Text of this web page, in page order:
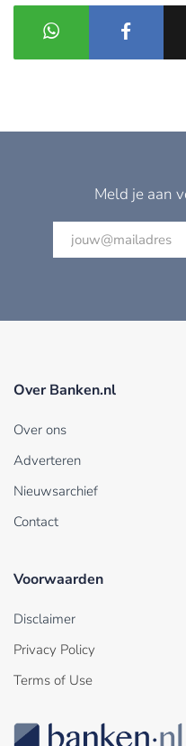
Meld je aan
Over Banken.nl
Over ons
Adverteren
Nieuwsarchief
Contact
Voorwaarden
Disclaimer
Privacy Policy
Terms of Use